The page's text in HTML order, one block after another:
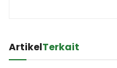
ArtikelTerkait